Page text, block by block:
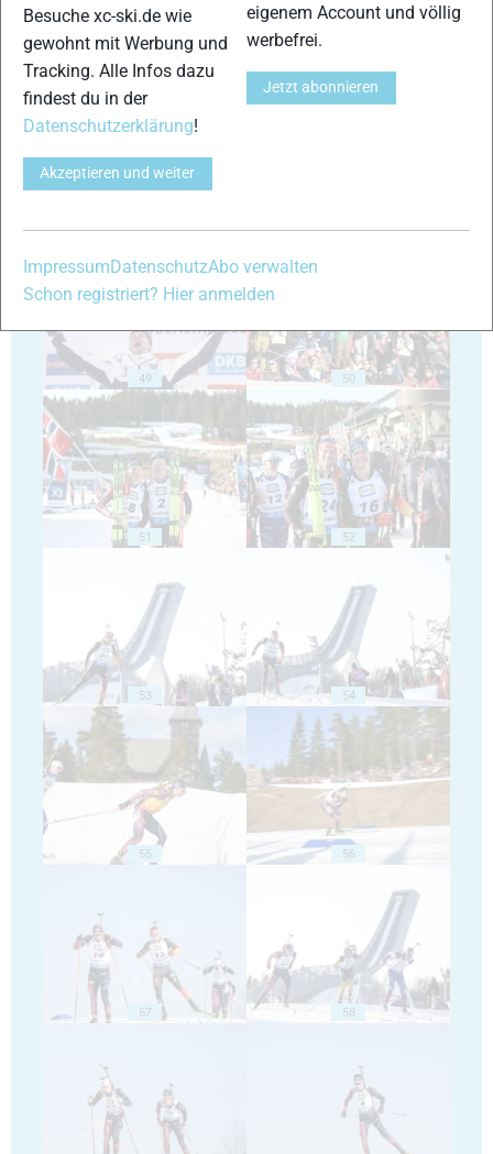
45
49 50
51 52
53 54
55 56
57 58
Besuche xc-ski.de wie
gewohnt mit Werbung und
Tracking. Alle Infos dazu
findest du in der
Datenschutzerklärung!
Akzeptieren und weiter
eigenem Account und völlig
werbefrei.
Jetzt abonnieren
Impressum DatenschutzAbo verwalten
Schon registriert? Hier anmelden